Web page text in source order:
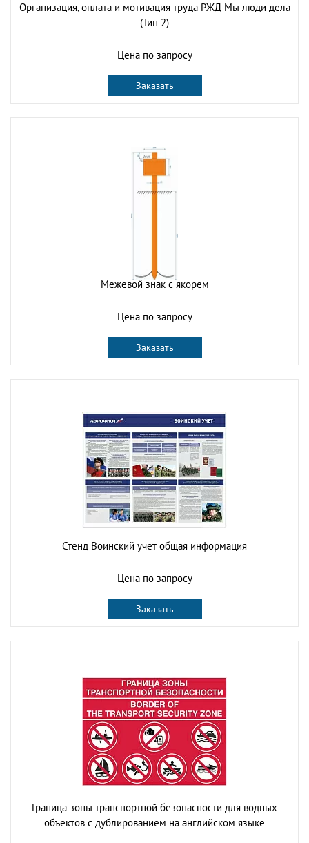
Организация, оплата и мотивация труда РЖД Мы-люди дела
(Тип 2)
Цена по запросу
Заказать
Межевой знак с якорем
Цена по запросу
Заказать
Стенд Воинский учет общая информация
Цена по запросу
Заказать
Граница зоны транспортной безопасности для водных
объектов с дублированием на английском языке